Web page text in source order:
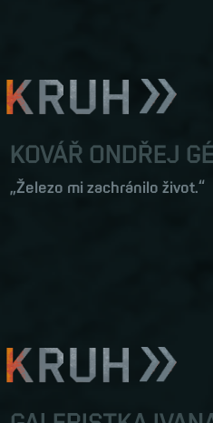
KOVÁŘ ONDŘEJ
„Železo mi zachránilo život.“